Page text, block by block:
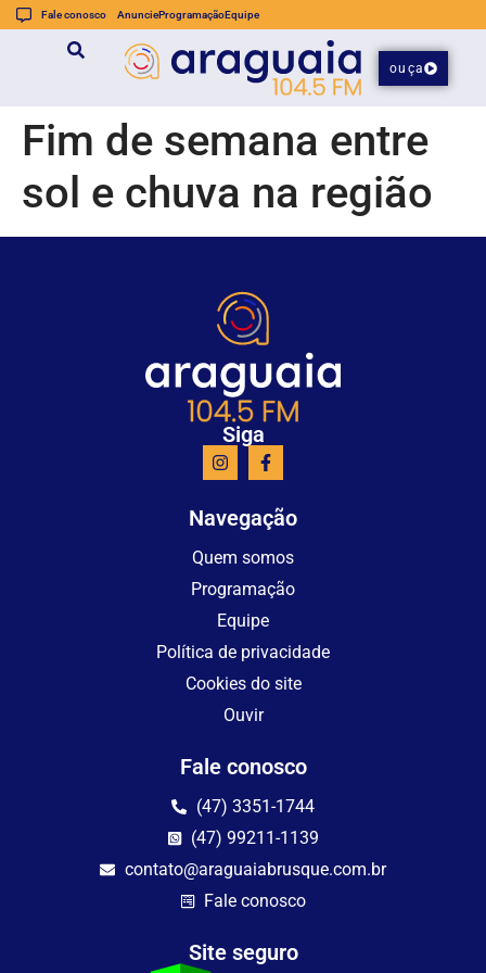
Fale conosco AnuncieProgramaçãoEquipe
ouça
Fim de semana entre
sol e chuva na região
Siga
Navegação
Quem somos
Programação
Equipe
Política de privacidade
Cookies do site
Ouvir
Fale conosco
(47) 3351-1744
(47) 99211-1139
contato@araguaiabrusque.com.br
Fale conosco
Site seguro